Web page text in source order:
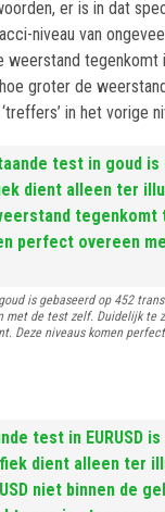
er is in dat
niveau van
weerstand
groter de
in het vorige
is gebaseerd op 452
de test zelf. Duidelijk te
Deze niveaus komen